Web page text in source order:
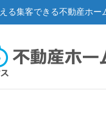
る集客できる不動産ホー